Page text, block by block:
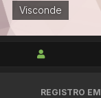
Visconde
REGISTRO EM